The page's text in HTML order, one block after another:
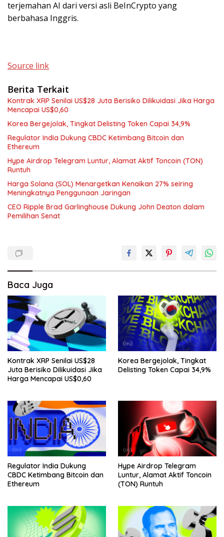
terjemahan AI dari versi asli BeInCrypto yang
berbahasa Inggris.
Source link
Berita Terkait
Kontrak XRP Senilai US$28 Juta Berisiko Dilikuidasi Jika Harga
Mencapai US$0,60
Korea Bergejolak, Tingkat Delisting Token Capai 34,9%
Regulator India Dukung CBDC Ketimbang Bitcoin dan
Ethereum
Hype Airdrop Telegram Luntur, Alamat Aktif Toncoin (TON)
Runtuh
Harga Solana (SOL) Menargetkan Kenaikan 27% seiring
Meningkatnya Penggunaan Jaringan
CEO Ripple Brad Garlinghouse Dukung John Deaton dalam
Pemilihan Senat
Baca Juga
Kontrak XRP Senilai US$28
Juta Berisiko Dilikuidasi Jika
Harga Mencapai US$0,60
Korea Bergejolak, Tingkat
Delisting Token Capai 34,9%
Regulator India Dukung
CBDC Ketimbang Bitcoin dan
Ethereum
Hype Airdrop Telegram
Luntur, Alamat Aktif Toncoin
(TON) Runtuh